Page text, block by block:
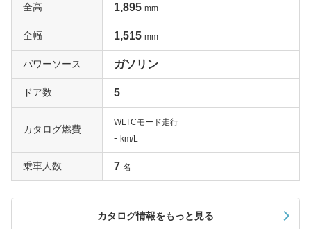
全高 1,895 mm
全幅 1,515 mm
パワーソース ガソリン
ドア数 5
カタログ燃費
WLTCモード走行
- km/L
乗車人数 7 名
カタログ情報をもっと見る